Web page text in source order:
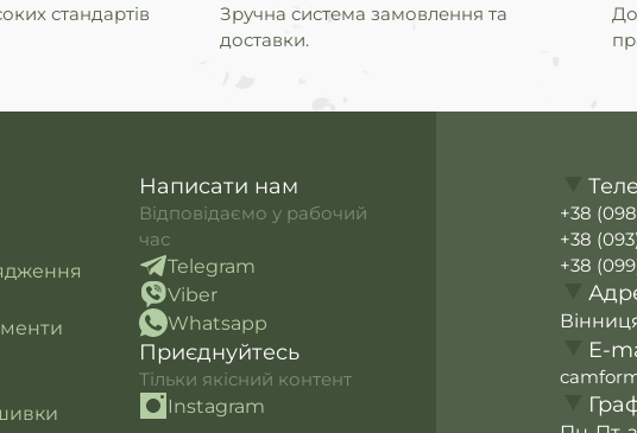
стандартів
Зручна система замовлення та
доставки.
Написати нам
Відповідаємо у рабочий
час
Telegram
Viber
Whatsapp
Приєднуйтесь
Тільки якісний контент
Instagram
+38
+38
+38
E-